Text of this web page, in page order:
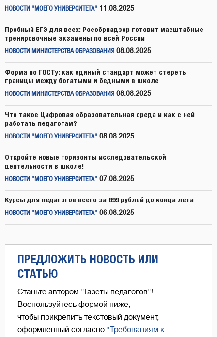
НОВОСТИ "МОЕГО УНИВЕРСИТЕТА" 11.08.2025
Пробный ЕГЭ для всех: Рособрнадзор готовит масштабные
тренировочные экзамены по всей России
НОВОСТИ МИНИСТЕРСТВА ОБРАЗОВАНИЯ 08.08.2025
Форма по ГОСТу: как единый стандарт может стереть
границы между богатыми и бедными в школе
НОВОСТИ МИНИСТЕРСТВА ОБРАЗОВАНИЯ 08.08.2025
Что такое Цифровая образовательная среда и как с ней
работать педагогам?
НОВОСТИ "МОЕГО УНИВЕРСИТЕТА" 08.08.2025
Откройте новые горизонты исследовательской
деятельности в школе!
НОВОСТИ "МОЕГО УНИВЕРСИТЕТА" 07.08.2025
Курсы для педагогов всего за 699 рублей до конца лета
НОВОСТИ "МОЕГО УНИВЕРСИТЕТА" 06.08.2025
ПРЕДЛОЖИТЬ НОВОСТЬ ИЛИ
СТАТЬЮ
Станьте автором "Газеты педагогов"!
Воспользуйтесь формой ниже,
чтобы прикрепить текстовый документ,
оформленный согласно "Требованиям к